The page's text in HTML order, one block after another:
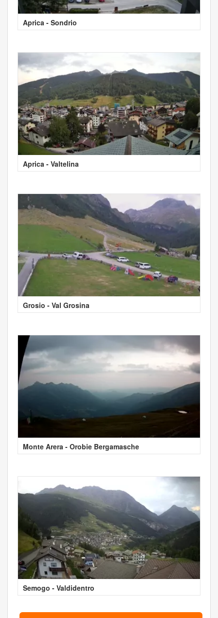
Aprica - Sondrio
Aprica - Valtelina
Grosio - Val Grosina
Monte Arera - Orobie Bergamasche
Semogo - Valdidentro